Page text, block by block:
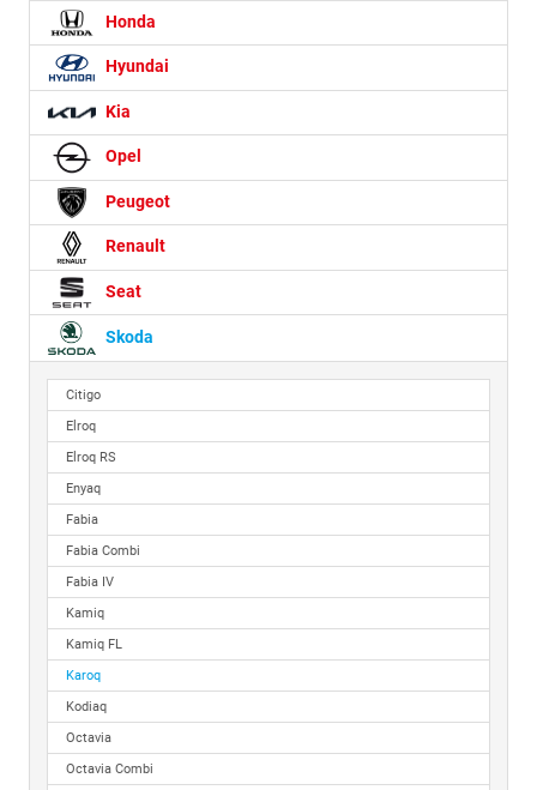
Honda
Hyundai
Kia
Opel
Peugeot
Renault
Seat
Skoda
Citigo
Elroq
Elroq RS
Enyaq
Fabia
Fabia Combi
Fabia IV
Kamiq
Kamiq FL
Karoq
Kodiaq
Octavia
Octavia Combi